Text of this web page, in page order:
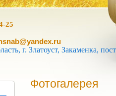
25
г. Златоуст, Закаменка, пост
Фотогалерея